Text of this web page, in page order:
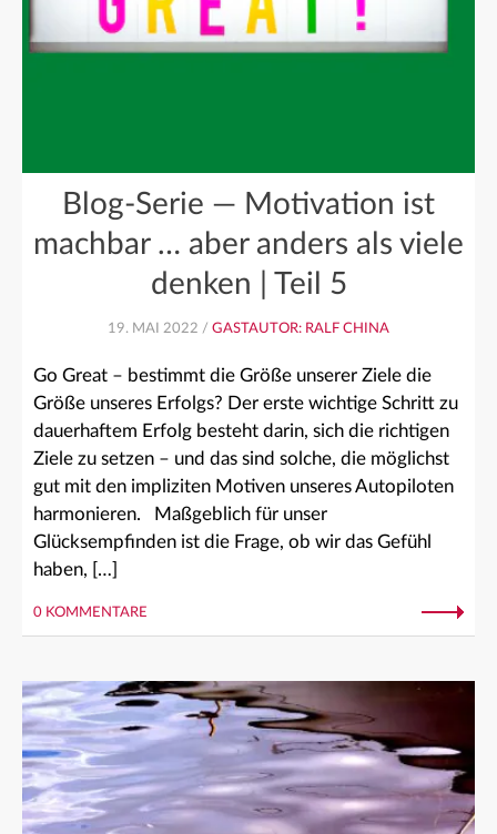
Blog-Serie — Motivation ist
machbar … aber anders als viele
denken | Teil 5
19. MAI 2022 / GASTAUTOR: RALF CHINA
Go Great – bestimmt die Größe unserer Ziele die
Größe unseres Erfolgs? Der erste wichtige Schritt zu
dauerhaftem Erfolg besteht darin, sich die richtigen
Ziele zu setzen – und das sind solche, die möglichst
gut mit den impliziten Motiven unseres Autopiloten
harmonieren. Maßgeblich für unser
Glücksempfinden ist die Frage, ob wir das Gefühl
haben, […]
0 KOMMENTARE